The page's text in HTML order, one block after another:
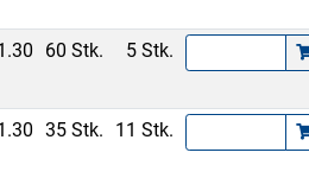
60 Stk. 5 Stk.
35 Stk. 11 Stk.